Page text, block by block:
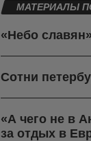
МАТЕРИАЛЫ
«Небо
Сотни
«А чего не в
за отдых в